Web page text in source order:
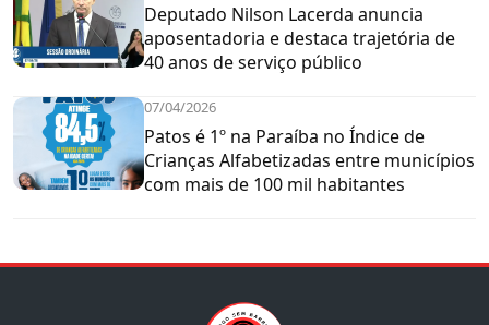
Deputado Nilson Lacerda anuncia
aposentadoria e destaca trajetória de
40 anos de serviço público
07/04/2026
Patos é 1º na Paraíba no Índice de
Crianças Alfabetizadas entre municípios
com mais de 100 mil habitantes